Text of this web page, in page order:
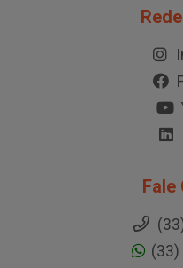
Fale